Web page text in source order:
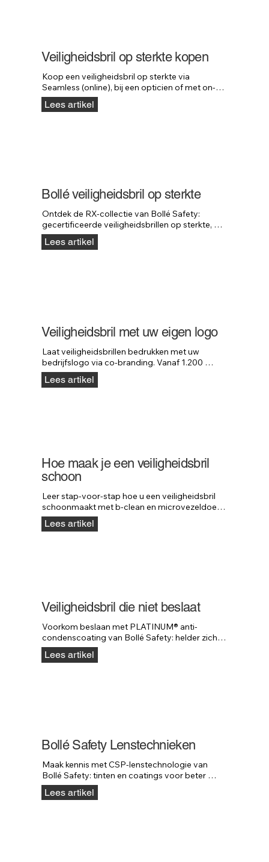
Veiligheidsbril op sterkte kopen
Koop een veiligheidsbril op sterkte via
Seamless (online), bij een opticien of met on-
site service. Altijd snel en professioneel
geregeld.
Lees artikel
Bollé veiligheidsbril op sterkte
Ontdek de RX-collectie van Bollé Safety:
gecertificeerde veiligheidsbrillen op sterkte,
met opties voor leesgedeelte en RX-insert.
Lees artikel
Veiligheidsbril met uw eigen logo
Laat veiligheidsbrillen bedrukken met uw
bedrijfslogo via co-branding. Vanaf 1.200
stuks, na technische beoordeling van model en
logo.
Lees artikel
Hoe maak je een veiligheidsbril
schoon
Leer stap-voor-stap hoe u een veiligheidsbril
schoonmaakt met b-clean en microvezeldoek,
zonder de coatings te beschadigen.
Lees artikel
Veiligheidsbril die niet beslaat
Voorkom beslaan met PLATINUM® anti-
condenscoating van Bollé Safety: helder zicht
en hogere krasweerstand in veeleisende
omgevingen.
Lees artikel
Bollé Safety Lenstechnieken
Maak kennis met CSP-lenstechnologie van
Bollé Safety: tinten en coatings voor beter
contrast, minder schittering en meer comfort.
Lees artikel